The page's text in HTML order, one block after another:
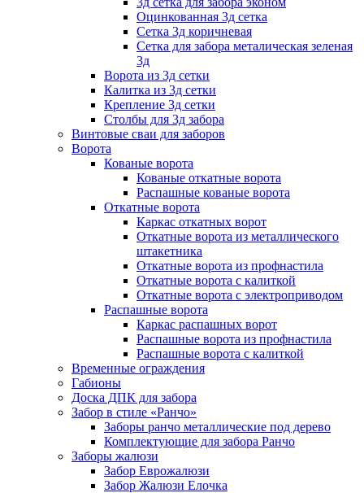
Оцинкованная 3д сетка
Сетка 3д коричневая
Сетка для забора металическая зеленая
3д
Ворота из 3д сетки
Калитка из 3д сетки
Крепление 3д сетки
Столбы для 3д забора
Винтовые сваи для заборов
Ворота
Кованые ворота
Кованые откатные ворота
Распашные кованые ворота
Откатные ворота
Каркас откатных ворот
Откатные ворота из металлического
штакетника
Откатные ворота из профнастила
Откатные ворота с калиткой
Откатные ворота с электроприводом
Распашные ворота
Каркас распашных ворот
Распашные ворота из профнастила
Распашные ворота с калиткой
Временные ограждения
Габионы
Доска ДПК для забора
Забор в стиле «Ранчо»
Заборы ранчо металлические под дерево
Комплектующие для забора Ранчо
Заборы жалюзи
Забор Еврожалюзи
Забор Жалюзи Елочка